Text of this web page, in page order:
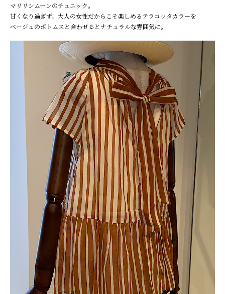
マリリンムーンのチュニック。
甘くなり過ぎず、大人の女性だからこそ楽しめるテラコッタカラーを
ベージュのボトムスと合わせるとナチュラルな雰囲気に。